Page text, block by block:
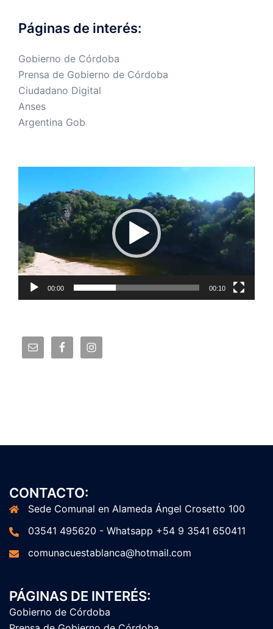
Páginas de interés:
Gobierno de Córdoba
Prensa de Gobierno de Córdoba
Ciudadano Digital
Anses
Argentina Gob
vídeo
00:00 00:10
CONTACTO:
Sede Comunal en Alameda Ángel Crosetto 100
03541 495620 - Whatsapp +54 9 3541 650411
comunacuestablanca@hotmail.com
PÁGINAS DE INTERÉS:
Gobierno de Córdoba